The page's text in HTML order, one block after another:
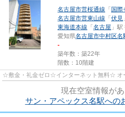
名古屋市営桜通線 「 国際
名古屋市営東山線 「 伏見
東海道本線 「 名古屋 」
愛知県名古屋市中村区名
-
築年数：築22年
階数：10階建
☆敷金・礼金ゼロ☆インターネット無料☆ オ
現在空室情報があ
サン・アペックス名駅への